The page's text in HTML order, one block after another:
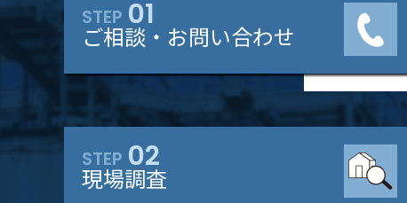
STEP 01
ご相談・お問い合わせ
STEP 02
現場調査